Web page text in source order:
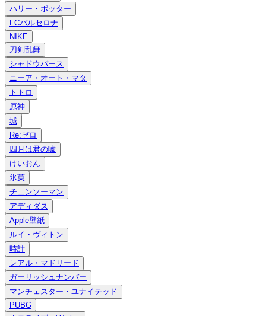
ハリー・ポッター
FCバルセロナ
NIKE
刀剣乱舞
シャドウバース
ニーア・オート・マタ
トトロ
原神
城
Re:ゼロ
四月は君の嘘
けいおん
氷菓
チェンソーマン
アディダス
Apple壁紙
ルイ・ヴィトン
時計
レアル・マドリード
ガーリッシュナンバー
マンチェスター・ユナイテッド
PUBG